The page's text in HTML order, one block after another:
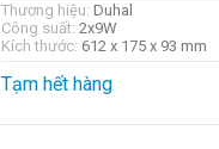
Thương hiệu: Duhal
Công suất: 2x9W
Kích thước: 612 x 175 x 93 mm
Tạm hết hàng